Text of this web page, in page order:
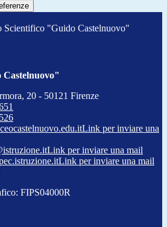
Scientifico "Guido Castelnuovo"
Castelnuovo"
20 - 50121 Firenze
Link per inviare una
Link per inviare una mail
Link per inviare una mail
FIPS04000R